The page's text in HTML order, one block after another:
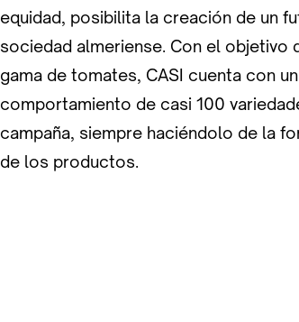
equidad, posibilita la creación de un
sociedad almeriense. Con el objetivo
gama de tomates, CASI cuenta con
comportamiento de casi 100
campaña, siempre haciéndolo de la
de los productos.